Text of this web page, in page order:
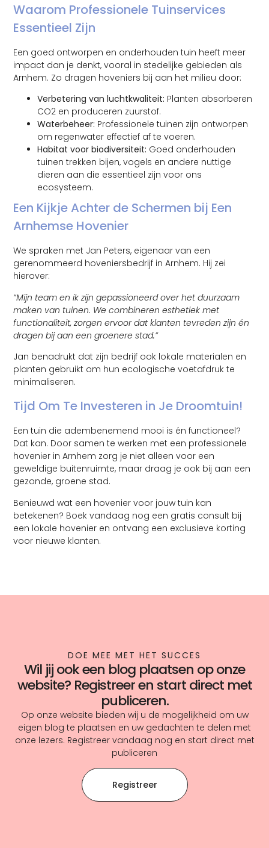
Waarom Professionele Tuinservices
Essentieel Zijn
Een goed ontworpen en onderhouden tuin heeft meer
impact dan je denkt, vooral in stedelijke gebieden als
Arnhem. Zo dragen hoveniers bij aan het milieu door:
Verbetering van luchtkwaliteit: Planten absorberen
CO2 en produceren zuurstof.
Waterbeheer: Professionele tuinen zijn ontworpen
om regenwater effectief af te voeren.
Habitat voor biodiversiteit: Goed onderhouden
tuinen trekken bijen, vogels en andere nuttige
dieren aan die essentieel zijn voor ons
ecosysteem.
Een Kijkje Achter de Schermen bij Een
Arnhemse Hovenier
We spraken met Jan Peters, eigenaar van een
gerenommeerd hoveniersbedrijf in Arnhem. Hij zei
hierover:
“Mijn team en ik zijn gepassioneerd over het duurzaam
maken van tuinen. We combineren esthetiek met
functionaliteit, zorgen ervoor dat klanten tevreden zijn én
dragen bij aan een groenere stad.”
Jan benadrukt dat zijn bedrijf ook lokale materialen en
planten gebruikt om hun ecologische voetafdruk te
minimaliseren.
Tijd Om Te Investeren in Je Droomtuin!
Een tuin die adembenemend mooi is én functioneel?
Dat kan. Door samen te werken met een professionele
hovenier in Arnhem zorg je niet alleen voor een
geweldige buitenruimte, maar draag je ook bij aan een
gezonde, groene stad.
Benieuwd wat een hovenier voor jouw tuin kan
betekenen? Boek vandaag nog een gratis consult bij
een lokale hovenier en ontvang een exclusieve korting
voor nieuwe klanten.
DOE MEE MET HET SUCCES
Wil jij ook een blog plaatsen op onze
website? Registreer en start direct met
publiceren.
Op onze website bieden wij u de mogelijkheid om uw
eigen blog te plaatsen en uw gedachten te delen met
onze lezers. Registreer vandaag nog en start direct met
publiceren
Registreer